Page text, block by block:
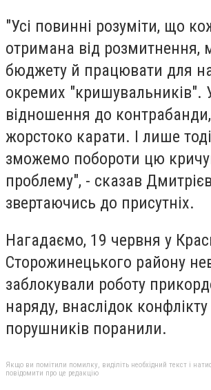
"Усі повинні розуміти, що
отримана від розмитнення,
бюджету й працювати для
окремих "кришувальників".
відношення до
жорстоко карати. І лише
зможемо побороти цю
проблему", - сказав
звертаючись до присутніх.
Нагадаємо, 19 червня у
Сторожинецького району
заблокували роботу
наряду, внаслідок
порушників поранили.
Якщо ви помітили помилку, виділіть необхідний текст і
повідомити про це редакцію